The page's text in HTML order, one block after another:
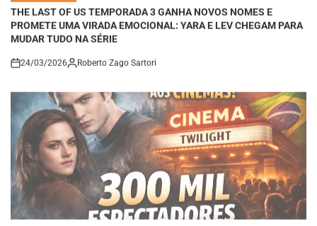
PROMETE UMA VIRADA EMOCIONAL: YARA E LEV CHEGAM PARA
MUDAR TUDO NA SÉRIE
POSTED
FILMES E SÉRIES